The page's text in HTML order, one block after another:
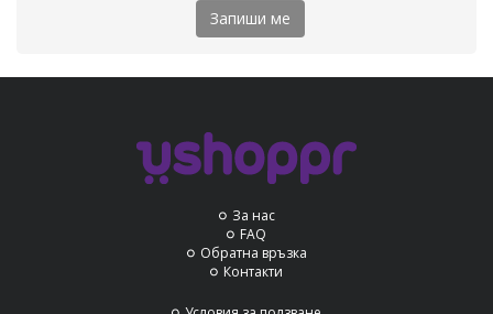
Запиши ме
За нас
FAQ
Обратна връзка
Контакти